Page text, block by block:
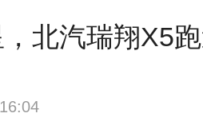
北汽瑞翔X5